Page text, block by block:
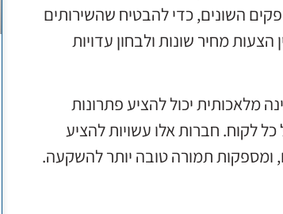
השונים, כדי להבטיח שהשירותים
מחיר שונות ולבחון עדויות
מלאכותית יכול להציע פתרונות
לקוח. חברות אלו עשויות להציע
ומספקות תמורה טובה יותר להשקעה.